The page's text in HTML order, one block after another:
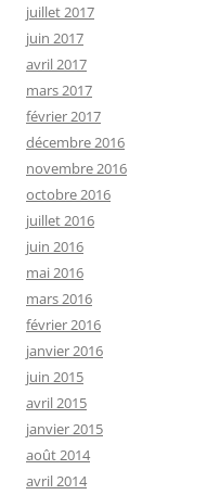
juillet 2017
juin 2017
avril 2017
mars 2017
février 2017
décembre 2016
novembre 2016
octobre 2016
juillet 2016
juin 2016
mai 2016
mars 2016
février 2016
janvier 2016
juin 2015
avril 2015
janvier 2015
août 2014
avril 2014